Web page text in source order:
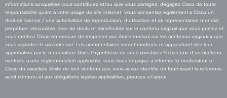
informations auxquelles vous contribuez et/ou que vous partagez, dégagez Cisco de toute
responsabilité quant a votre usage du site internet. Vous consentez également a Cisco un
droit de licence / une autorisation de reproduction, d’utilisation et de représentation mondial,
perpétuel, irrévocable, libre de droits et transférable sur le contenu original que vous postez et
vous mettrez Cisco en mesure de respecter vos droits moraux sur les contenus originaux que
vous apportez le cas échéant. Les commentaires seront modérés et apparaitront des leur
approbation par le modérateur. Dans l’hypothese ou vous constatez l’existence d’un contenu
contraire a une réglementation applicable, vous vous engagez a informer le modérateur et
Cisco du caractere illicite de tout contenu que vous auriez identifié en fournissant la référence
audit contenu et aux obligations légales applicables, preuves a l’appui.